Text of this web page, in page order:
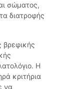
σώματος,
διατροφής
βρεφικής
Η
κριτήρια
να